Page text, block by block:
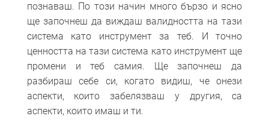
познаваш. По този начин много бързо и ясно
ще започнеш да виждаш валидността на тази
система като инструмент за теб. И точно
ценността на тази система като инструмент ще
промени и теб самия. Ще започнеш да
разбираш себе си, когато видиш, че онези
аспекти, които забелязваш у другия, са
аспекти, които имаш и ти.